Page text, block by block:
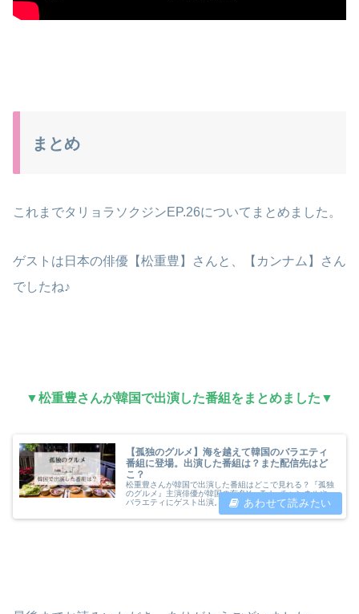
まとめ
これまでタリョラソクジンEP.26についてまとめました。
ゲストは日本の俳優【松重豊】さんと、【カンナム】さん
でしたね♪
▼松重豊さんが韓国で出演した番組をまとめました▼
【孤独のグルメ】海を越えて韓国のバラエティ
番組に登場。出演した番組は？また配信先はど
こ？
松重豊さんが韓国で出演した番組はどこで見れる？『孤独
のグルメ』主演俳優が韓国の有名YouTubeチャンネルや
バラエティにゲスト出演。全7番組の配信先と見どころを
分かりやすくまとめました。韓国の美味しいお店情報も満
載の、ファン必見レポです！